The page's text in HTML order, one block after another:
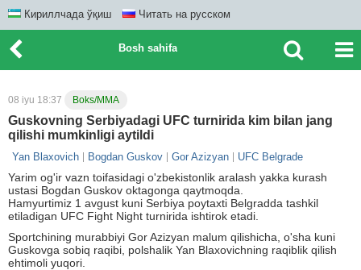
Кириллчада ўқиш Читать на русском
Bosh sahifa
08 iyu 18:37 Boks/MMA
Guskovning Serbiyadagi UFC turnirida kim bilan jang
qilishi mumkinligi aytildi
Yan Blaxovich Bogdan Guskov Gor Azizyan UFC Belgrade
Yarim og'ir vazn toifasidagi o'zbekistonlik aralash yakka kurash
ustasi Bogdan Guskov oktagonga qaytmoqda.
Hamyurtimiz 1 avgust kuni Serbiya poytaxti Belgradda tashkil
etiladigan UFC Fight Night turnirida ishtirok etadi.
Sportchining murabbiyi Gor Azizyan malum qilishicha, o'sha kuni
Guskovga sobiq raqibi, polshalik Yan Blaxovichning raqiblik qilish
ehtimoli yuqori.